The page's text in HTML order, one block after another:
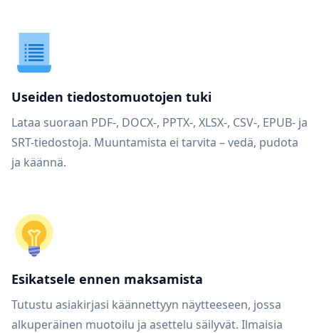
Useiden tiedostomuotojen tuki
Lataa suoraan PDF-, DOCX-, PPTX-, XLSX-, CSV-, EPUB- ja
SRT-tiedostoja. Muuntamista ei tarvita – vedä, pudota
ja käännä.
Esikatsele ennen maksamista
Tutustu asiakirjasi käännettyyn näytteeseen, jossa
alkuperäinen muotoilu ja asettelu säilyvät. Ilmaisia